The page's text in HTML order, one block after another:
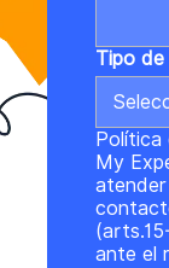
Tipo
Política
My
ante el